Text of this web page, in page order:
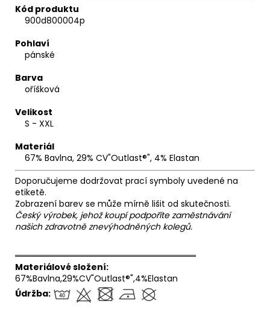
Kód produktu
900d800004p
Pohlaví
pánské
Barva
oříšková
Velikost
S - XXL
Materiál
67% Bavlna, 29% CV"Outlast®", 4% Elastan
Doporučujeme dodržovat prací symboly uvedené na
etiketě.
Zobrazení barev se může mírně lišit od skutečnosti.
Český výrobek, jehož koupí podpoříte zaměstnávání
našich zdravotně znevýhodněných kolegů.
══════════════════════════════
Materiálové složení:
67%Bavlna,29%CV"Outlast®",4%Elastan
Údržba: